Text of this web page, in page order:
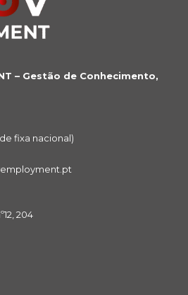
– Gestão de Conhecimento,
fixa nacional)
204